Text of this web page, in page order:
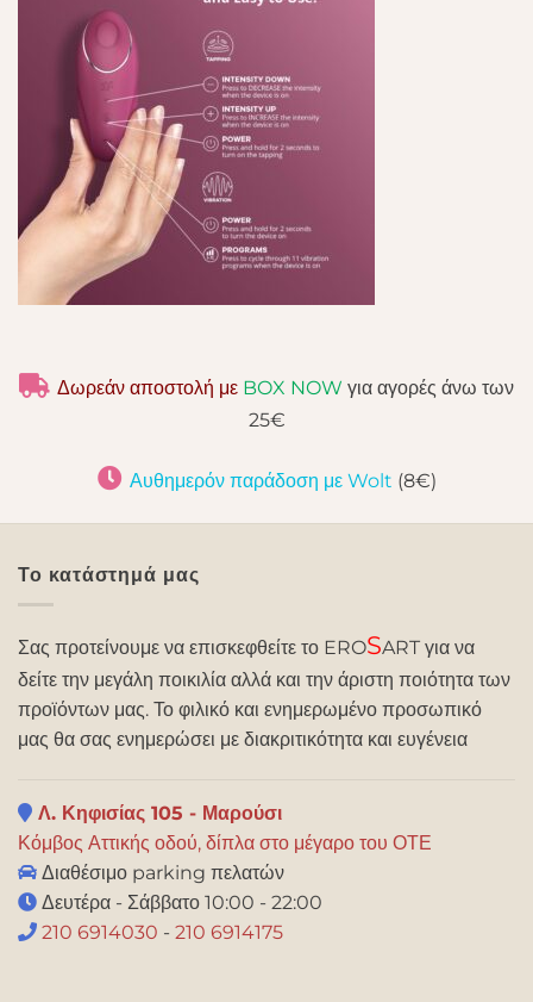
Δωρεάν αποστολή με BOX NOW για αγορές άνω των
25€
Αυθημερόν παράδοση με Wolt (8€)
Το κατάστημά μας
Σας προτείνουμε να επισκεφθείτε το EROSART για να
δείτε την μεγάλη ποικιλία αλλά και την άριστη ποιότητα των
προϊόντων μας. Το φιλικό και ενημερωμένο προσωπικό
μας θα σας ενημερώσει με διακριτικότητα και ευγένεια
Λ. Κηφισίας 105 - Μαρούσι
Κόμβος Αττικής οδού, δίπλα στο μέγαρο του ΟΤΕ
Διαθέσιμο parking πελατών
Δευτέρα - Σάββατο 10:00 - 22:00
210 6914030 - 210 6914175